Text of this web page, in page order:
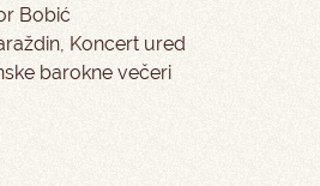
Bobić
Koncert ured
barokne večeri